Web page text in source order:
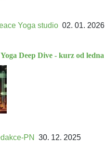
Yoga studio 02. 01. 2026
Deep Dive - kurz od ledna
PN 30. 12. 2025